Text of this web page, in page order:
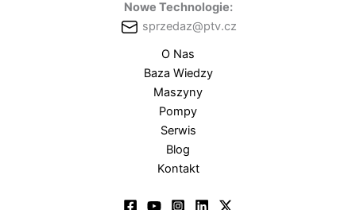
Nowe Technologie:
sprzedaz@ptv.cz
O Nas
Baza Wiedzy
Maszyny
Pompy
Serwis
Blog
Kontakt